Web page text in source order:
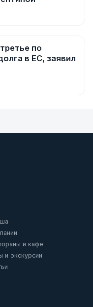
по
в ЕС, заявил
и кафе
и экскурсии